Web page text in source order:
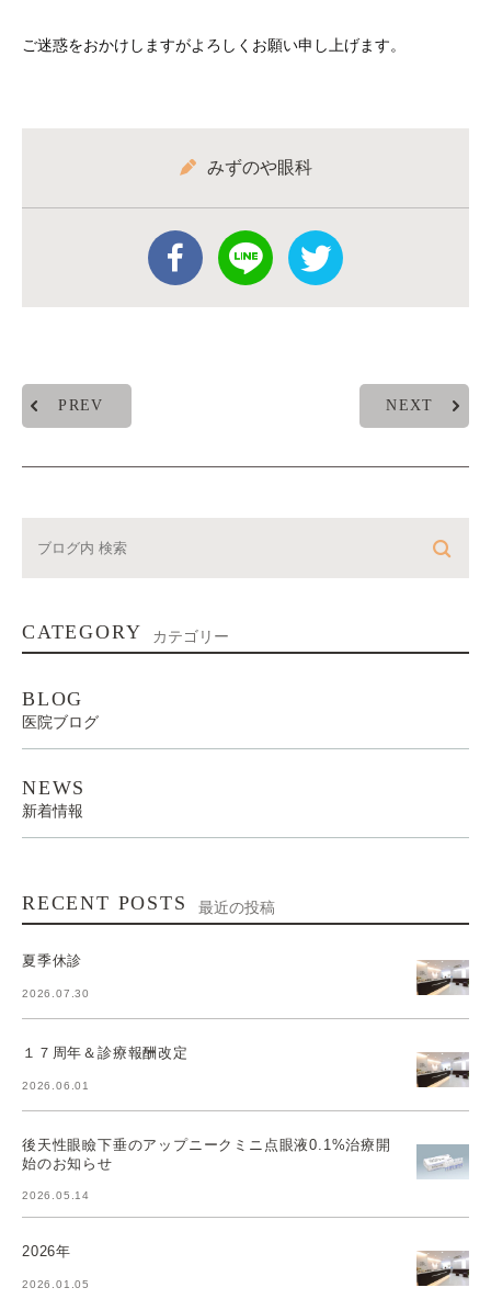
ご迷惑をおかけしますがよろしくお願い申し上げます。
みずのや眼科
PREV NEXT
CATEGORY カテゴリー
BLOG
医院ブログ
NEWS
新着情報
RECENT POSTS 最近の投稿
夏季休診
2026.07.30
１７周年＆診療報酬改定
2026.06.01
後天性眼瞼下垂のアップニークミニ点眼液0.1%治療開
始のお知らせ
2026.05.14
2026年
2026.01.05